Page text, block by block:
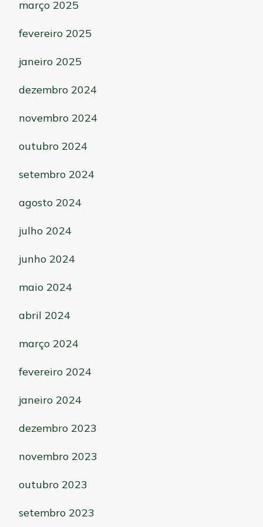
março 2025
fevereiro 2025
janeiro 2025
dezembro 2024
novembro 2024
outubro 2024
setembro 2024
agosto 2024
julho 2024
junho 2024
maio 2024
abril 2024
março 2024
fevereiro 2024
janeiro 2024
dezembro 2023
novembro 2023
outubro 2023
setembro 2023